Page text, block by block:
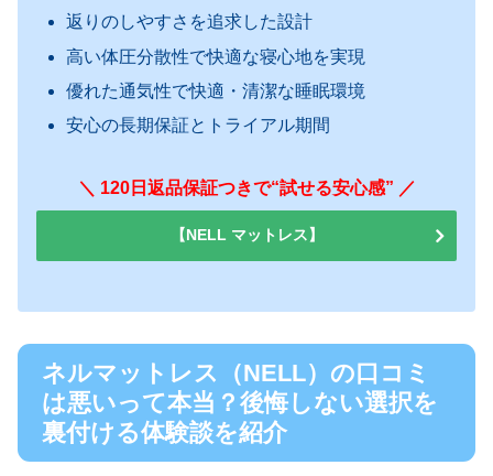
返りのしやすさを追求した設計
高い体圧分散性で快適な寝心地を実現
優れた通気性で快適・清潔な睡眠環境
安心の長期保証とトライアル期間
＼ 120日返品保証つきで“試せる安心感” ／
【NELL マットレス】
ネルマットレス（NELL）の口コミ
は悪いって本当？後悔しない選択を
裏付ける体験談を紹介